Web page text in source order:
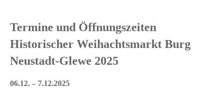
Termine und Öffnungszeiten
Historischer Weihachtsmarkt Burg
Neustadt-Glewe 2025
06.12. – 7.12.2025